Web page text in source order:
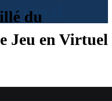
du
Jeu en Virtuel